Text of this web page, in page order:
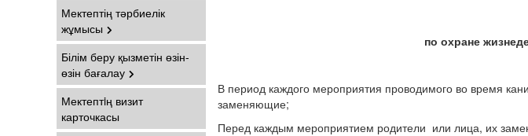
Мектептің тәрбиелік
жұмысы
Білім беру қызметін өзін-
өзін бағалау
Мектептiң визит
карточкасы
по охране
В период каждого мероприятия проводимого во время
заменяющие;
Перед каждым мероприятием родители или лица, их